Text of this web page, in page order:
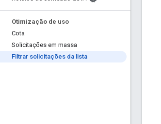
Otimização de uso
Cota
Solicitações em massa
Filtrar solicitações da lista